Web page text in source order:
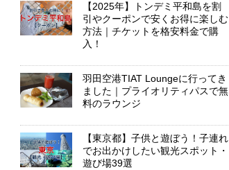
【2025年】トンデミ平和島を割
引やクーポンで安くお得に楽しむ
方法｜チケットを格安料金で購
入！
羽田空港TIAT Loungeに行ってき
ました｜プライオリティパスで無
料のラウンジ
【東京都】子供と遊ぼう！子連れ
でお出かけしたい観光スポット・
遊び場39選